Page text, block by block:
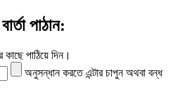
পাঠান:
কাছে পাঠিয়ে দিন।
অনুসন্ধান করতে এন্টার চাপুন অথবা বন্ধ